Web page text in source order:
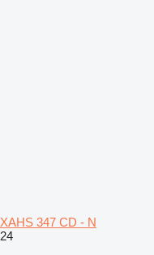
XAHS 347 CD - N
24